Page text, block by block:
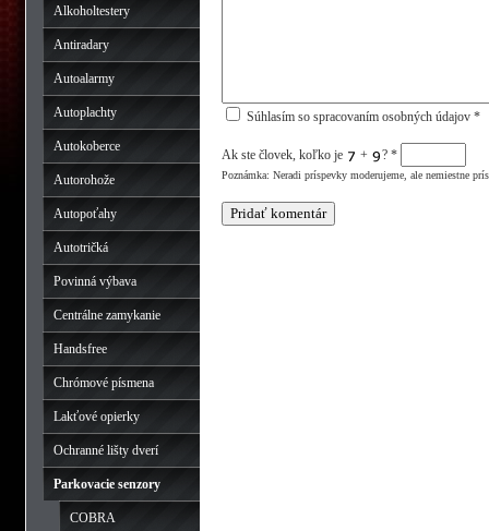
Alkoholtestery
Antiradary
Autoalarmy
Autoplachty
Autokoberce
Autorohože
Autopoťahy
Autotričká
Povinná výbava
Centrálne zamykanie
Handsfree
Chrómové písmena
Lakťové opierky
Ochranné lišty dverí
Parkovacie senzory
COBRA
Súhlasím so spracovaním osobných údajov *
Ak ste človek, koľko je + ? *
Poznámka: Neradi príspevky moderujeme, ale nemiestne